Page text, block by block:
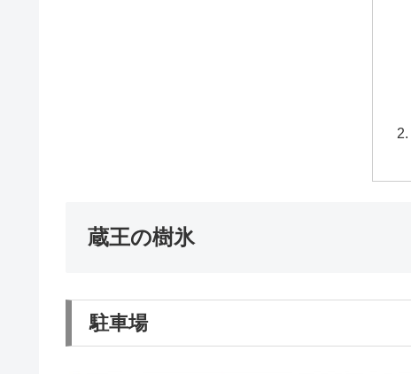
蔵王の樹氷
駐車場